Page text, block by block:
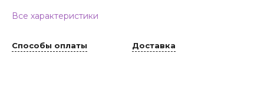
Все характеристики
Способы оплаты Доставка